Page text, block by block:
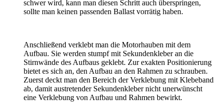
schwer wird, kann man diesen Schritt auch überspringen,
sollte man keinen passenden Ballast vorrätig haben.
Anschließend verklebt man die Motorhauben mit dem
Aufbau. Sie werden stumpf mit Sekundenkleber an die
Stirnwände des Aufbaus geklebt. Zur exakten Positionierung
bietet es sich an, den Aufbau an den Rahmen zu schrauben.
Zuerst deckt man den Bereich der Verklebung mit Klebeband
ab, damit austretender Sekundenkleber nicht unerwünscht
eine Verklebung von Aufbau und Rahmen bewirkt.